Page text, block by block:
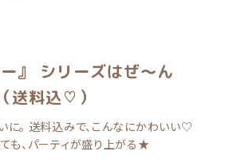
』 シリーズはぜ〜ん
送料込♡）
に。 送料込みで、こんなにかわいい♡
も、パーティが盛り上がる★